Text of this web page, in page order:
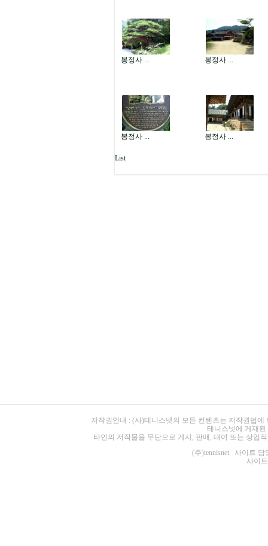
봉정사 ... 봉정사 ...
봉정사 ... 봉정사 ...
List
저작권안내 : (사)테니스넷의 모든 컨텐츠는 저작권법
테니스넷에 게재
타인의 저작물을 무단으로 게시, 판매, 대여 또는 상업
(주)tennisnet 사이트 담
사이